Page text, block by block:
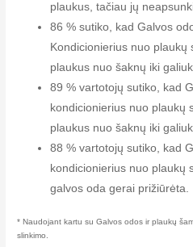
plaukus, tačiau jų
86 % sutiko, kad Galvos
Kondicionierius nuo plaukų
plaukus nuo šaknų iki
89 % vartotojų sutiko, kad
kondicionierius nuo plaukų
plaukus nuo šaknų iki
88 % vartotojų sutiko, kad
kondicionierius nuo plaukų
galvos oda gerai prižiūrėta.
* Naudojant kartu su Galvos odos ir plaukų
slinkimo.